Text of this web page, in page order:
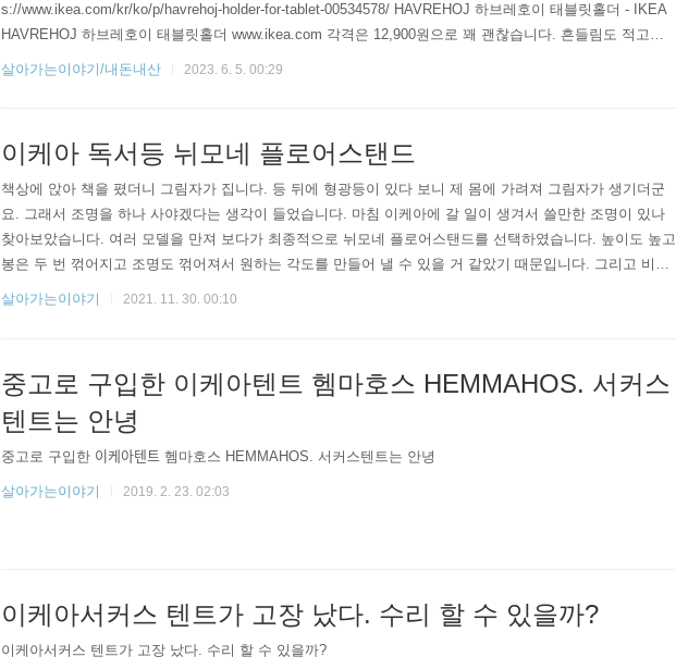
s://www.ikea.com/kr/ko/p/havrehoj-holder-for-tablet-00534578/ HAVREHOJ 하브레호이 태블릿홀더 - IKEA
HAVREHOJ 하브레호이 태블릿홀더 www.ikea.com 각격은 12,900원으로 꽤 괜찮습니다. 흔들림도 적고요.
헤드폰도 걸어둘 수 있습니다. 저는 이북리더 거치대로 주로 활용하는 편인데요. 페이지 넘김용 리모컨 같이
살아가는이야기/내돈내산 2023. 6. 5. 00:29
이케아 독서등 뉘모네 플로어스탠드
책상에 앉아 책을 폈더니 그림자가 집니다. 등 뒤에 형광등이 있다 보니 제 몸에 가려져 그림자가 생기더군
요. 그래서 조명을 하나 사야겠다는 생각이 들었습니다. 마침 이케아에 갈 일이 생겨서 쓸만한 조명이 있나
찾아보았습니다. 여러 모델을 만져 보다가 최종적으로 뉘모네 플로어스탠드를 선택하였습니다. 높이도 높고
봉은 두 번 꺾어지고 조명도 꺾어져서 원하는 각도를 만들어 낼 수 있을 거 같았기 때문입니다. 그리고 비교
적 자연스럽게 꺾어졌습니다. 다른 모델들 중에는 각도 조절이 불편한 것들도 있었거든요. 전구가 포함되어
살아가는이야기 2021. 11. 30. 00:10
중고로 구입한 이케아텐트 헴마호스 HEMMAHOS. 서커스
텐트는 안녕
중고로 구입한 이케아텐트 헴마호스 HEMMAHOS. 서커스텐트는 안녕
살아가는이야기 2019. 2. 23. 02:03
이케아서커스 텐트가 고장 났다. 수리 할 수 있을까?
이케아서커스 텐트가 고장 났다. 수리 할 수 있을까?